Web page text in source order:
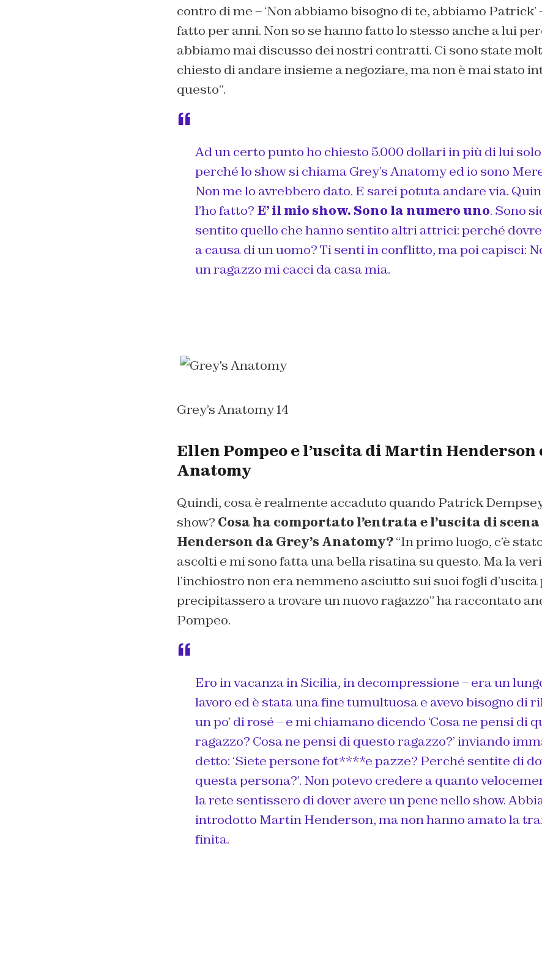
contro di me – ‘Non abbiamo bisogno di te, abbiamo Patrick’
fatto per anni. Non so se hanno fatto lo stesso anche a lui
abbiamo mai discusso dei nostri contratti. Ci sono state
chiesto di andare insieme a negoziare, ma non è mai stato
questo“.
Ad un certo punto ho chiesto 5.000 dollari in più di lui
perché lo show si chiama Grey’s Anatomy ed io sono
Non me lo avrebbero dato. E sarei potuta andare via.
l’ho fatto? E’ il mio show. Sono la numero uno. Sono
sentito quello che hanno sentito altri attrici: perché
a causa di un uomo? Ti senti in conflitto, ma poi capisci:
un ragazzo mi cacci da casa mia.
Grey’s Anatomy 14
Ellen Pompeo e l’uscita di Martin Henderson
Anatomy
Quindi, cosa è realmente accaduto quando Patrick
show? Cosa ha comportato l’entrata e l’uscita di
Henderson da Grey’s Anatomy?“In primo luogo, c’è
ascolti e mi sono fatta una bella risatina su questo. Ma la
l’inchiostro non era nemmeno asciutto sui suoi fogli
precipitassero a trovare un nuovo ragazzo” ha raccontato
Pompeo.
Ero in vacanza in Sicilia, in decompressione – era un
lavoro ed è stata una fine tumultuosa e avevo bisogno di
un po’ di rosé – e mi chiamano dicendo ‘Cosa ne pensi di
ragazzo? Cosa ne pensi di questo ragazzo?’ inviando
detto: ‘Siete persone fot****e pazze? Perché sentite di
questa persona?’. Non potevo credere a quanto
la rete sentissero di dover avere un pene nello show.
introdotto Martin Henderson, ma non hanno amato la
finita.